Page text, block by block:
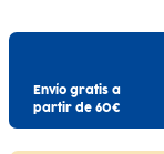
Envío gratis a
partir de 60€